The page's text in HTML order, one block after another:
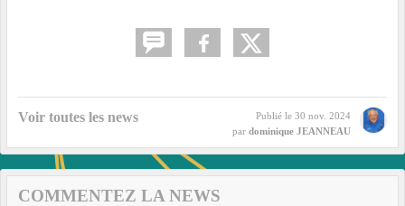
Voir toutes les news Publié le 30 nov. 2024
par dominique JEANNEAU
COMMENTEZ LA NEWS